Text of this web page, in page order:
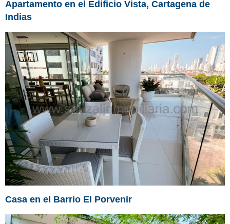
Apartamento en el Edificio Vista, Cartagena de
Indias
Casa en el Barrio El Porvenir